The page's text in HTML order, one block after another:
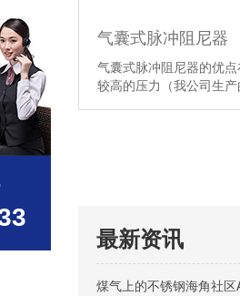
气囊式脉冲阻尼器
气囊式脉冲阻尼器的优
较高的压力（我公司生
最新资讯
煤气上的不锈钢海角社